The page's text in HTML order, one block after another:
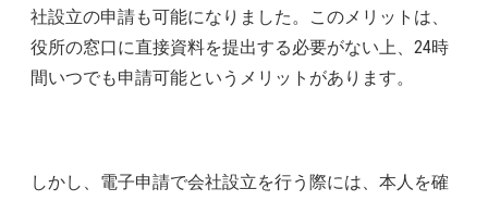
社設立の申請も可能になりました。このメリットは、
役所の窓口に直接資料を提出する必要がない上、24時
間いつでも申請可能というメリットがあります。
しかし、電子申請で会社設立を行う際には、本人を確